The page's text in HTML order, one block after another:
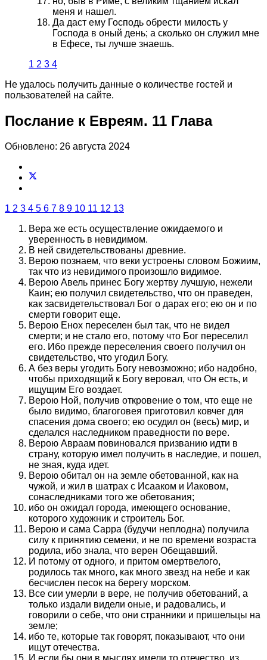
меня и нашел.
Да даст ему Господь обрести милость у
Господа в оный день; а сколько он служил мне
в Ефесе, ты лучше знаешь.
1 2 3 4
Не удалось получить данные о количестве гостей и
пользователей на сайте.
Послание к Евреям. 11 Глава
Обновлено: 26 августа 2024
1 2 3 4 5 6 7 8 9 10 11 12 13
Вера же есть осуществление ожидаемого и
уверенность в невидимом.
В ней свидетельствованы древние.
Верою познаем, что веки устроены словом Божиим,
так что из невидимого произошло видимое.
Верою Авель принес Богу жертву лучшую, нежели
Каин; ею получил свидетельство, что он праведен,
как засвидетельствовал Бог о дарах его; ею он и по
смерти говорит еще.
Верою Енох переселен был так, что не видел
смерти; и не стало его, потому что Бог переселил
его. Ибо прежде переселения своего получил он
свидетельство, что угодил Богу.
А без веры угодить Богу невозможно; ибо надобно,
чтобы приходящий к Богу веровал, что Он есть, и
ищущим Его воздает.
Верою Ной, получив откровение о том, что еще не
было видимо, благоговея приготовил ковчег для
спасения дома своего; ею осудил он (весь) мир, и
сделался наследником праведности по вере.
Верою Авраам повиновался призванию идти в
страну, которую имел получить в наследие, и пошел,
не зная, куда идет.
Верою обитал он на земле обетованной, как на
чужой, и жил в шатрах с Исааком и Иаковом,
сонаследниками того же обетования;
ибо он ожидал города, имеющего основание,
которого художник и строитель Бог.
Верою и сама Сарра (будучи неплодна) получила
силу к принятию семени, и не по времени возраста
родила, ибо знала, что верен Обещавший.
И потому от одного, и притом омертвелого,
родилось так много, как много звезд на небе и как
бесчислен песок на берегу морском.
Все сии умерли в вере, не получив обетований, а
только издали видели оные, и радовались, и
говорили о себе, что они странники и пришельцы на
земле;
ибо те, которые так говорят, показывают, что они
ищут отечества.